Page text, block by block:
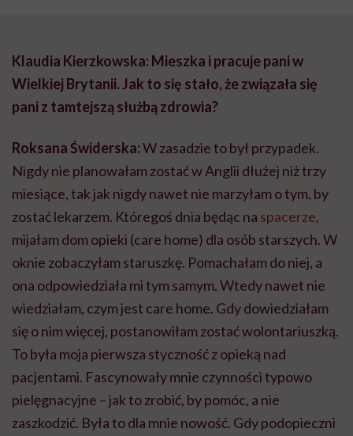
Klaudia Kierzkowska: Mieszka i pracuje pani w
Wielkiej Brytanii. Jak to się stało, że związała się
pani z tamtejszą służbą zdrowia?
Roksana Świderska:W zasadzie to był przypadek.
Nigdy nie planowałam zostać w Anglii dłużej niż trzy
miesiące, tak jak nigdy nawet nie marzyłam o tym, by
zostać lekarzem. Któregoś dnia będąc na spacerze,
mijałam dom opieki (care home) dla osób starszych. W
oknie zobaczyłam staruszkę. Pomachałam do niej, a
ona odpowiedziała mi tym samym. Wtedy nawet nie
wiedziałam, czym jest care home. Gdy dowiedziałam
się o nim więcej, postanowiłam zostać wolontariuszką.
To była moja pierwsza styczność z opieką nad
pacjentami. Fascynowały mnie czynności typowo
pielęgnacyjne – jak to zrobić, by pomóc, a nie
zaszkodzić. Była to dla mnie nowość. Gdy podopieczni